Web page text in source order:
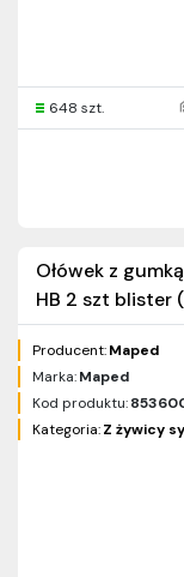
648 szt.
Ołówek z
HB 2 szt blister
Producent:Maped
Marka:Maped
Kod produktu:
Kategoria:Z żywicy